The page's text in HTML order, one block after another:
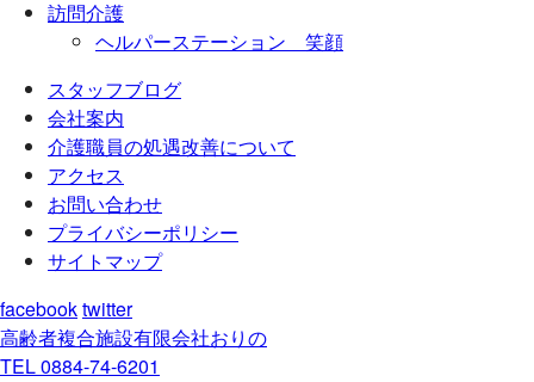
訪問介護
ヘルパーステーション 笑顔
スタッフブログ
会社案内
介護職員の処遇改善について
アクセス
お問い合わせ
プライバシーポリシー
サイトマップ
facebooktwitter
高齢者複合施設有限会社おりの
TEL 0884-74-6201